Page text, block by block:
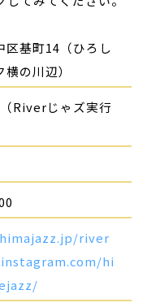
区基町14（ひろし
の川辺）
Riverじゃズ実行
river
hi